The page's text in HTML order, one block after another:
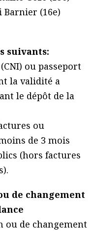
Barnier (16e)
suivants:
ou passeport
la validité a
le dépôt de la
ou
de 3 mois
(hors factures
de changement
ou de changement